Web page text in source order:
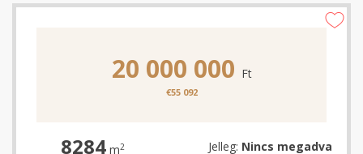
20 000 000 Ft
€55 092
8284 m2 Jelleg: Nincs megadva